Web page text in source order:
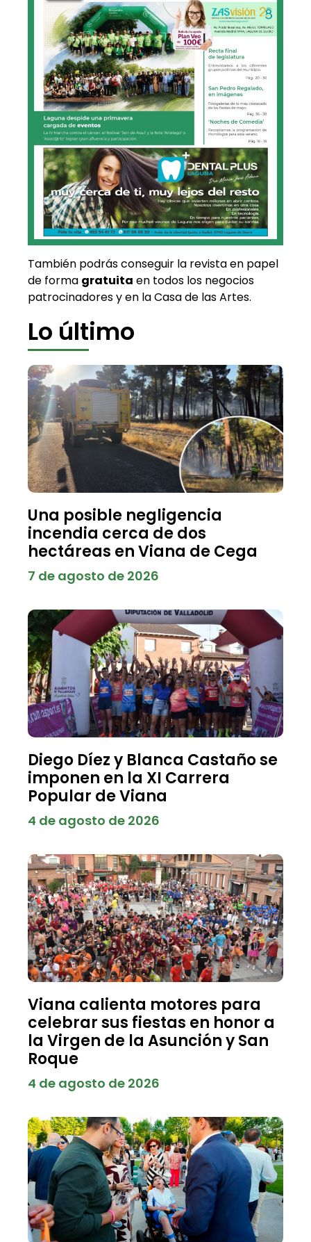
También podrás conseguir la revista en papel
de forma gratuita en todos los negocios
patrocinadores y en la Casa de las Artes.
Lo último
Una posible negligencia
incendia cerca de dos
hectáreas en Viana de Cega
7 de agosto de 2026
Diego Díez y Blanca Castaño se
imponen en la XI Carrera
Popular de Viana
4 de agosto de 2026
Viana calienta motores para
celebrar sus fiestas en honor a
la Virgen de la Asunción y San
Roque
4 de agosto de 2026